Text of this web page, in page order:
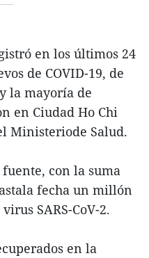
en los últimos 24
de COVID-19, de
la mayoría de
en Ciudad Ho Chi
Ministeriode Salud.
con la suma
fecha un millón
SARS-CoV-2.
en la